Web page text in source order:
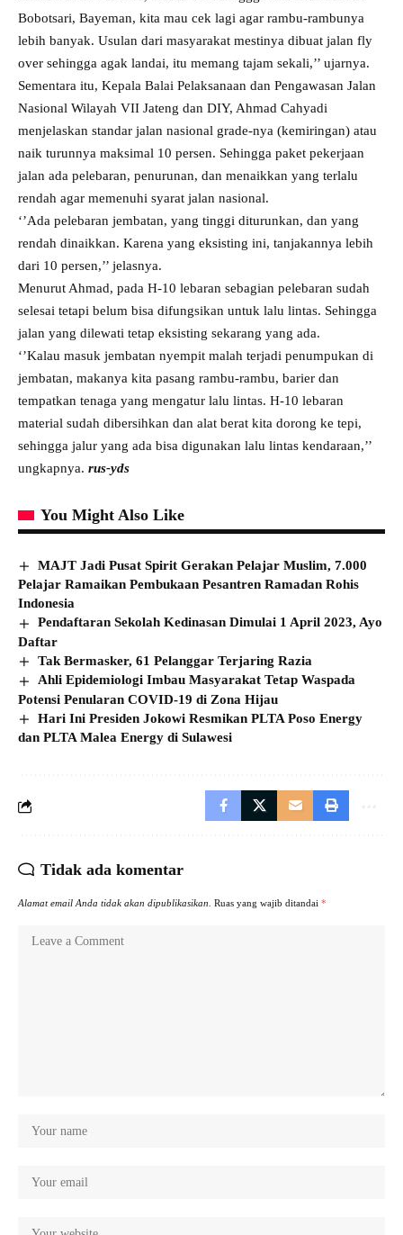
Bobotsari, Bayeman, kita mau cek lagi agar rambu-rambunya
lebih banyak. Usulan dari masyarakat mestinya dibuat jalan fly
over sehingga agak landai, itu memang tajam sekali,’’ ujarnya.
Sementara itu, Kepala Balai Pelaksanaan dan Pengawasan Jalan
Nasional Wilayah VII Jateng dan DIY, Ahmad Cahyadi
menjelaskan standar jalan nasional grade-nya (kemiringan) atau
naik turunnya maksimal 10 persen. Sehingga paket pekerjaan
jalan ada pelebaran, penurunan, dan menaikkan yang terlalu
rendah agar memenuhi syarat jalan nasional.
‘’Ada pelebaran jembatan, yang tinggi diturunkan, dan yang
rendah dinaikkan. Karena yang eksisting ini, tanjakannya lebih
dari 10 persen,’’ jelasnya.
Menurut Ahmad, pada H-10 lebaran sebagian pelebaran sudah
selesai tetapi belum bisa difungsikan untuk lalu lintas. Sehingga
jalan yang dilewati tetap eksisting sekarang yang ada.
‘’Kalau masuk jembatan nyempit malah terjadi penumpukan di
jembatan, makanya kita pasang rambu-rambu, barier dan
tempatkan tenaga yang mengatur lalu lintas. H-10 lebaran
material sudah dibersihkan dan alat berat kita dorong ke tepi,
sehingga jalur yang ada bisa digunakan lalu lintas kendaraan,’’
ungkapnya. rus-yds
You Might Also Like
MAJT Jadi Pusat Spirit Gerakan Pelajar Muslim, 7.000
Pelajar Ramaikan Pembukaan Pesantren Ramadan Rohis
Indonesia
Pendaftaran Sekolah Kedinasan Dimulai 1 April 2023, Ayo
Daftar
Tak Bermasker, 61 Pelanggar Terjaring Razia
Ahli Epidemiologi Imbau Masyarakat Tetap Waspada
Potensi Penularan COVID-19 di Zona Hijau
Hari Ini Presiden Jokowi Resmikan PLTA Poso Energy
dan PLTA Malea Energy di Sulawesi
Tidak ada komentar
Alamat email Anda tidak akan dipublikasikan. Ruas yang wajib ditandai *